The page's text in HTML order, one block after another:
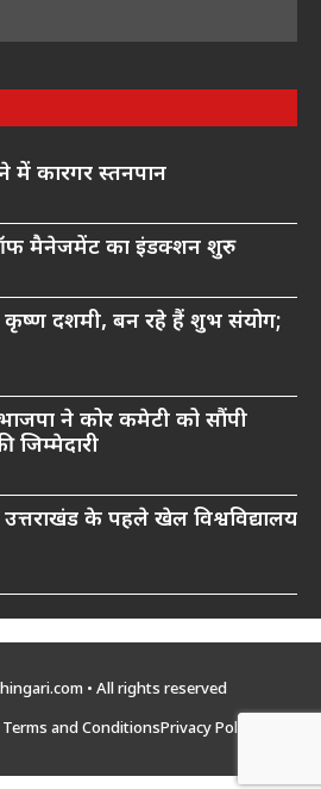
में कारगर स्तनपान
मैनेजमेंट का इंडक्शन शुरु
दशमी, बन रहे हैं शुभ संयोग;
ने कोर कमेटी को सौंपी
जिम्मेदारी
के पहले खेल विश्वविद्यालय
• All rights reserved
Terms and ConditionsPrivacy Policy